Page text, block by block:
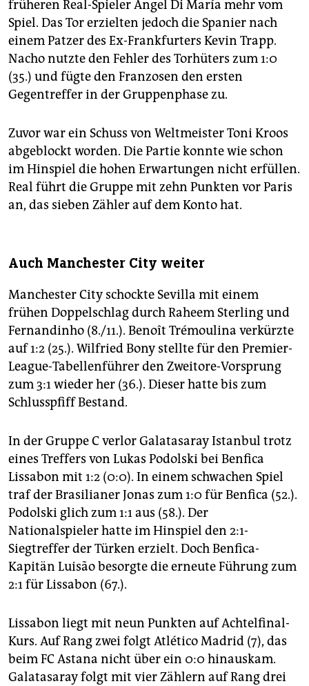
früheren Real-Spieler Ángel Di María mehr vom
Spiel. Das Tor erzielten jedoch die Spanier nach
einem Patzer des Ex-Frankfurters Kevin Trapp.
Nacho nutzte den Fehler des Torhüters zum 1:0
(35.) und fügte den Franzosen den ersten
Gegentreffer in der Gruppenphase zu.
Zuvor war ein Schuss von Weltmeister Toni Kroos
abgeblockt worden. Die Partie konnte wie schon
im Hinspiel die hohen Erwartungen nicht erfüllen.
Real führt die Gruppe mit zehn Punkten vor Paris
an, das sieben Zähler auf dem Konto hat.
Auch Manchester City weiter
Manchester City schockte Sevilla mit einem
frühen Doppelschlag durch Raheem Sterling und
Fernandinho (8./11.). Benoît Trémoulina verkürzte
auf 1:2 (25.). Wilfried Bony stellte für den Premier-
League-Tabellenführer den Zweitore-Vorsprung
zum 3:1 wieder her (36.). Dieser hatte bis zum
Schlusspfiff Bestand.
In der Gruppe C verlor Galatasaray Istanbul trotz
eines Treffers von Lukas Podolski bei Benfica
Lissabon mit 1:2 (0:0). In einem schwachen Spiel
traf der Brasilianer Jonas zum 1:0 für Benfica (52.).
Podolski glich zum 1:1 aus (58.). Der
Nationalspieler hatte im Hinspiel den 2:1-
Siegtreffer der Türken erzielt. Doch Benfica-
Kapitän Luisão besorgte die erneute Führung zum
2:1 für Lissabon (67.).
Lissabon liegt mit neun Punkten auf Achtelfinal-
Kurs. Auf Rang zwei folgt Atlético Madrid (7), das
beim FC Astana nicht über ein 0:0 hinauskam.
Galatasaray folgt mit vier Zählern auf Rang drei